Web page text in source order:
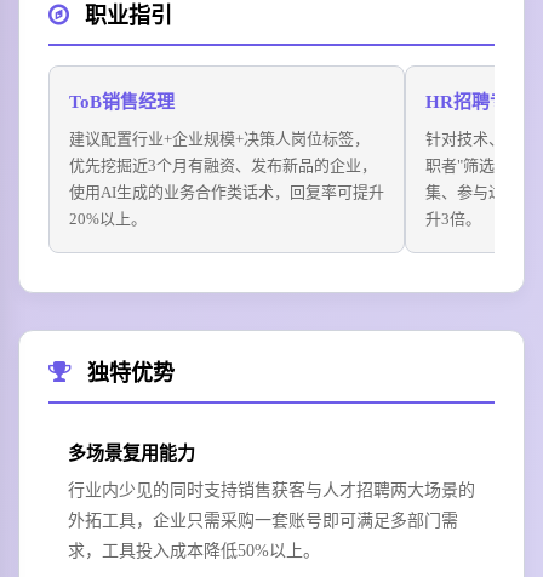
职业指引
ToB销售经理
建议配置行业+企业规模+决策人岗位标签，
优先挖掘近3个月有融资、发布新品的企业，
使用AI生成的业务合作类话术，回复率可提升
20%以上。
HR招聘专员
针对技术、设计
职者"筛选开关
集、参与过开源
升3倍。
独特优势
多场景复用能力
行业内少见的同时支持销售获客与人才招聘两大场景的
外拓工具，企业只需采购一套账号即可满足多部门需
求，工具投入成本降低50%以上。